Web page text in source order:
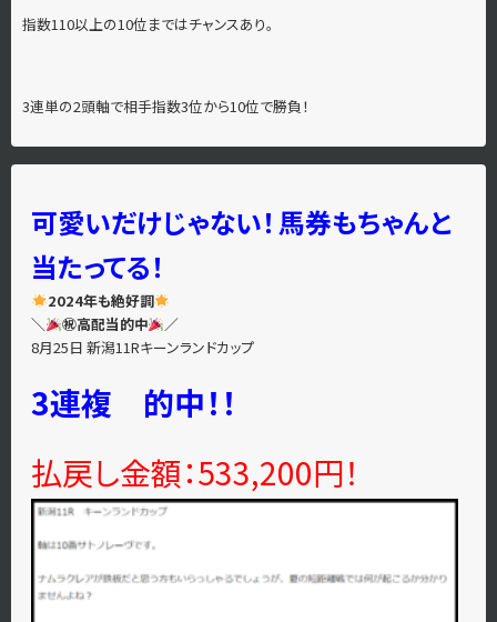
指数110以上の10位まではチャンスあり。
3連単の2頭軸で相手指数3位から10位で勝負！
可愛いだけじゃない！ 馬券もちゃんと
当たってる！
2024年も絶好調
＼
㊗高配当的中
／
8月25日 新潟11Rキーンランドカップ
3連複 的中！！
払戻し金額：533,200円！